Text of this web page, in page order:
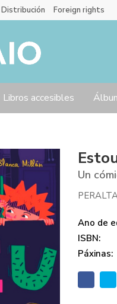
Distribución Foreign rights
Libros accesibles
Un
Ano de
ISBN:
Páxinas: